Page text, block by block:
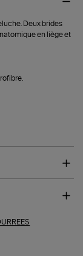
Deux brides
en liège et